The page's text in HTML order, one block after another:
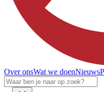
Over onsWat we doenNieuws